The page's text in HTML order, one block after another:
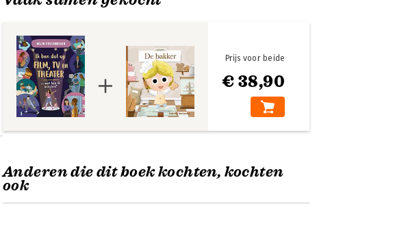
€ 38,90
Prijs voor beide
Anderen die dit boek kochten, kochten
ook